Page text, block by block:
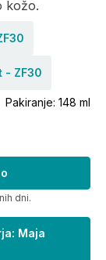
kožo.
- ZF30
Pakiranje: 148 ml
dni.
Maja